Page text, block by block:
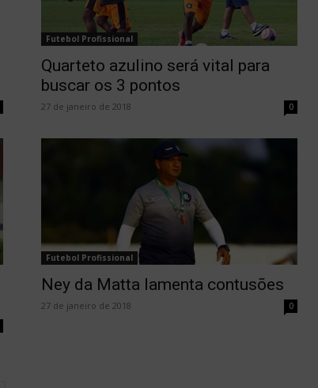
Futebol Profissional
Quarteto azulino será vital para
buscar os 3 pontos
27 de janeiro de 2018 0
Futebol Profissional
Ney da Matta lamenta contusões
27 de janeiro de 2018 0